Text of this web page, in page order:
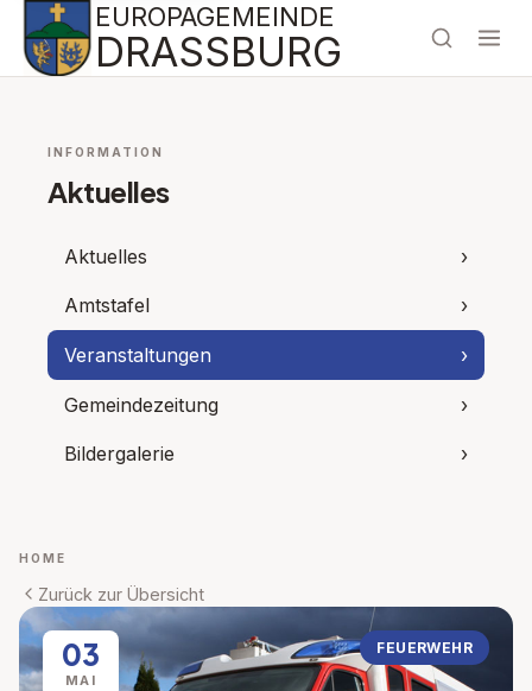
EUROPAGEMEINDE
DRASSBURG
INFORMATION
Aktuelles
Aktuelles ›
Amtstafel ›
Veranstaltungen ›
Gemeindezeitung ›
Bildergalerie ›
HOME
Zurück zur Übersicht
03
MAI
FEUERWEHR